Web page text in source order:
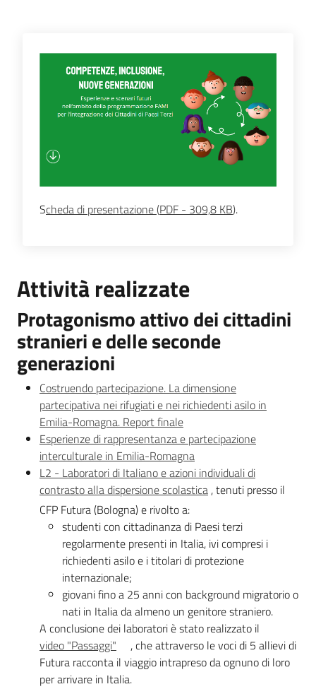
Argomenti
Leggi Atti Bandi
Scheda di presentazione(PDF - 309,8 KB).
Attività realizzate
Protagonismo attivo dei cittadini
stranieri e delle seconde
generazioni
Costruendo partecipazione. La dimensione
partecipativa nei rifugiati e nei richiedenti asilo in
Emilia-Romagna. Report finale
Esperienze di rappresentanza e partecipazione
interculturale in Emilia-Romagna
L2 - Laboratori di Italiano e azioni individuali di
contrasto alla dispersione scolastica, tenuti presso il
CFP Futura (Bologna) e rivolto a:
studenti con cittadinanza di Paesi terzi
regolarmente presenti in Italia, ivi compresi i
richiedenti asilo e i titolari di protezione
internazionale;
giovani fino a 25 anni con background migratorio o
nati in Italia da almeno un genitore straniero.
A conclusione dei laboratori è stato realizzato il
video "Passaggi"
, che attraverso le voci di 5 allievi di
Futura racconta il viaggio intrapreso da ognuno di loro
per arrivare in Italia.